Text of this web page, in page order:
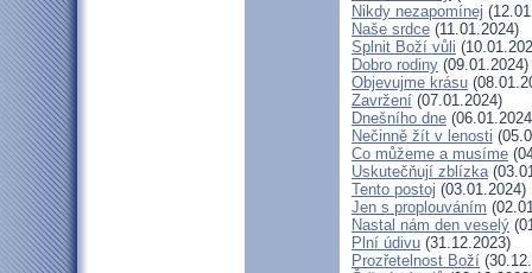
Nikdy nezapomínej
Naše srdce (11.01.2024)
Splnit Boží vůli
Dobro rodiny (09.01.2024)
Objevujme krásu
Zavržení (07.01.2024)
Dnešního dne
Nečinně žít v lenosti
Co můžeme a musíme
Uskutečňují zblízka
Tento postoj (03.01.2024)
Jen s proplouváním
Nastal nám den veselý
Plní údivu (31.12.2023)
Prozřetelnost Boží